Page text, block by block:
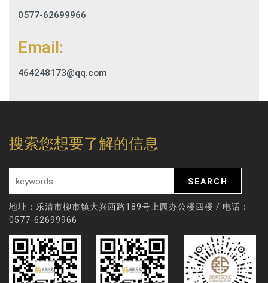
0577-62699966
Email:
464248173@qq.com
搜索您想要了解的信息
地址：乐清市柳市镇大兴西路189号上园办公楼四楼 / 电话：
0577-62699966